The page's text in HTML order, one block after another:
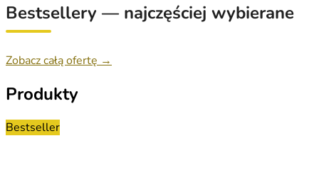
Bestsellery — najczęściej wybierane
Zobacz całą ofertę →
Produkty
Bestseller